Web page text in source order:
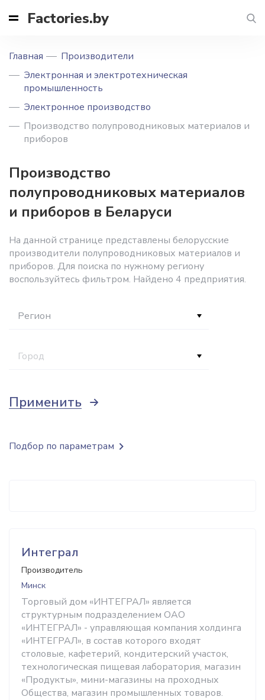
Factories.by
Главная
Производители
Электронная и электротехническая
промышленность
Электронное производство
Производство полупроводниковых материалов и
приборов
Производство
полупроводниковых материалов
и приборов в Беларуси
На данной странице представлены белорусские
производители полупроводниковых материалов и
приборов. Для поиска по нужному региону
воспользуйтесь фильтром. Найдено 4 предприятия.
Регион
Город
Применить
Интеграл
Производитель
Минск
Торговый дом «ИНТЕГРАЛ» является
структурным подразделением ОАО
«ИНТЕГРАЛ» - управляющая компания холдинга
«ИНТЕГРАЛ», в состав которого входят
столовые, кафетерий, кондитерский участок,
технологическая пищевая лаборатория, магазин
«Продукты», мини-магазины на проходных
Общества, магазин промышленных товаров.
Подбор по параметрам